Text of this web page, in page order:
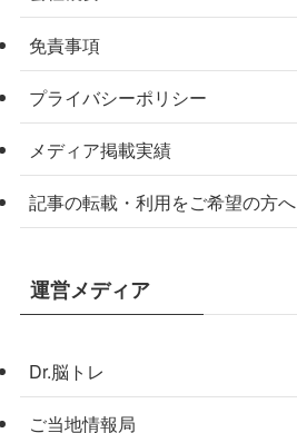
免責事項
プライバシーポリシー
メディア掲載実績
記事の転載・利用をご希望の方へ
運営メディア
Dr.脳トレ
ご当地情報局